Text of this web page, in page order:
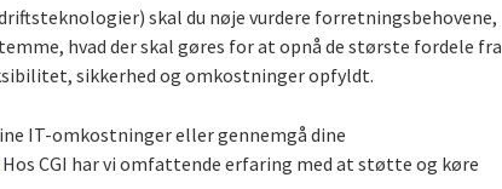
skal du nøje vurdere forretningsbehovene,
hvad der skal gøres for at opnå de største fordele fra
sikkerhed og omkostninger opfyldt.
IT-omkostninger eller gennemgå dine
Hos CGI har vi omfattende erfaring med at støtte og køre